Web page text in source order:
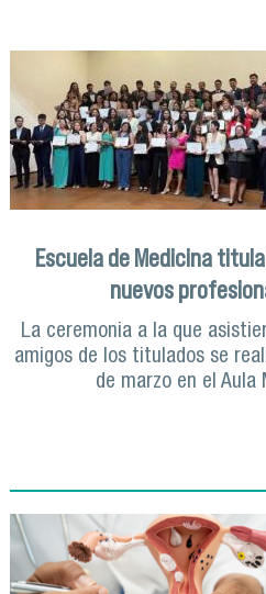
Escuela de Medicina
nuevos
La ceremonia a la que
amigos de los titulados se
de marzo en el Aula